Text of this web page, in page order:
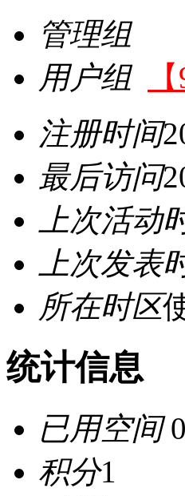
管理组
用户组
注册时间
最后访问
上次活动
上次发表
所在时区
统计信息
已用空间
积分1